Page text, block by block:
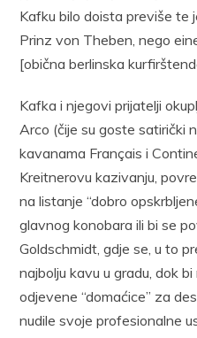
Kafku bilo doista previše te
Prinz von Theben, nego
[obična berlinska
Kafka i njegovi prijatelji
Arco (čije su goste satirički
kavanama Français i
Kreitnerovu kazivanju,
na listanje “dobro
glavnog konobara ili bi se
Goldschmidt, gdje se, u to
najbolju kavu u gradu, dok
odjevene “domaćice” za
nudile svoje profesionalne